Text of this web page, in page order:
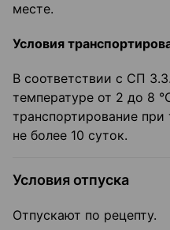
месте.
Условия
В соответствии с СП
температуре от 2 до 8
транспортирование
не более 10 суток.
Условия отпуска
Отпускают по рецепту.